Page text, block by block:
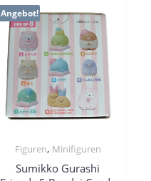
Angebot!
Figuren, Minifiguren
Sumikko Gurashi